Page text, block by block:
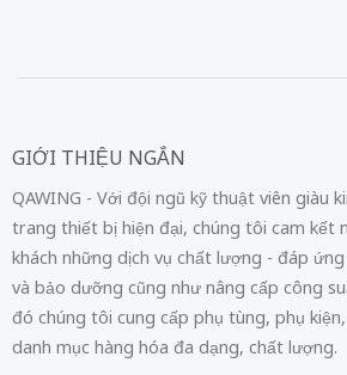
GIỚI THIỆU NGẮN
QAWING - Với đội ngũ kỹ thuật viên giàu
trang thiết bị hiện đại, chúng tôi cam kết
khách những dịch vụ chất lượng - đáp
và bảo dưỡng cũng như nâng cấp công
đó chúng tôi cung cấp phụ tùng, phụ
danh mục hàng hóa đa dạng, chất lượng.